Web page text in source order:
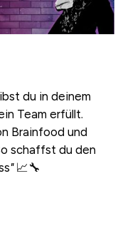
du in deinem
Team erfüllt.
Brainfood und
schaffst du den
"📈🔧